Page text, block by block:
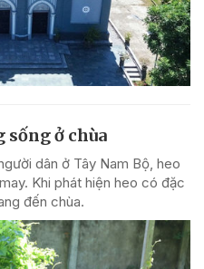
sống ở chùa
dân ở Tây Nam Bộ, heo
Khi phát hiện heo có đặc
đến chùa.